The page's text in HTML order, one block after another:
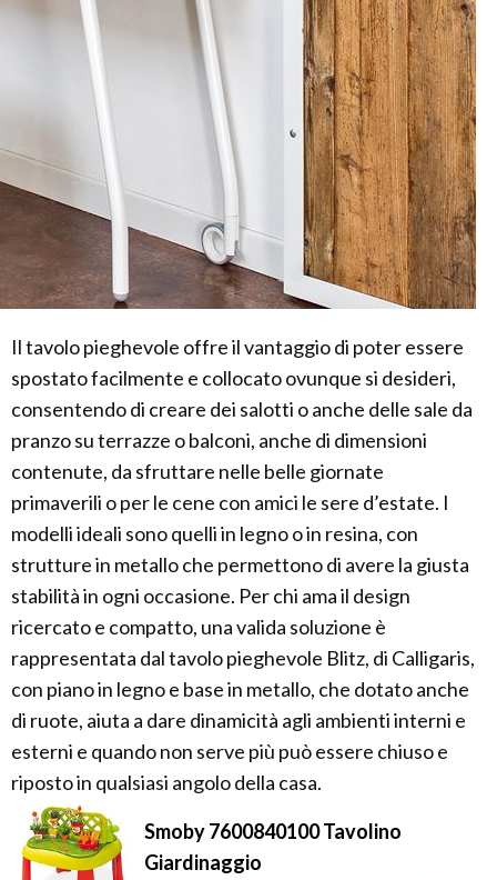
Il tavolo pieghevole offre il vantaggio di poter essere
spostato facilmente e collocato ovunque si desideri,
consentendo di creare dei salotti o anche delle sale da
pranzo su terrazze o balconi, anche di dimensioni
contenute, da sfruttare nelle belle giornate
primaverili o per le cene con amici le sere d’estate. I
modelli ideali sono quelli in legno o in resina, con
strutture in metallo che permettono di avere la giusta
stabilità in ogni occasione. Per chi ama il design
ricercato e compatto, una valida soluzione è
rappresentata dal tavolo pieghevole Blitz, di Calligaris,
con piano in legno e base in metallo, che dotato anche
di ruote, aiuta a dare dinamicità agli ambienti interni e
esterni e quando non serve più può essere chiuso e
riposto in qualsiasi angolo della casa.
Smoby 7600840100 Tavolino
Giardinaggio